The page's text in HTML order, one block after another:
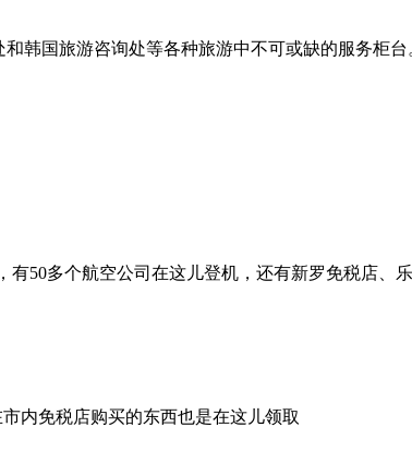
国旅游咨询处等各种旅游中不可或缺的服务柜台
50多个航空公司在这儿登机，还有新罗免税店、
内免税店购买的东西也是在这儿领取